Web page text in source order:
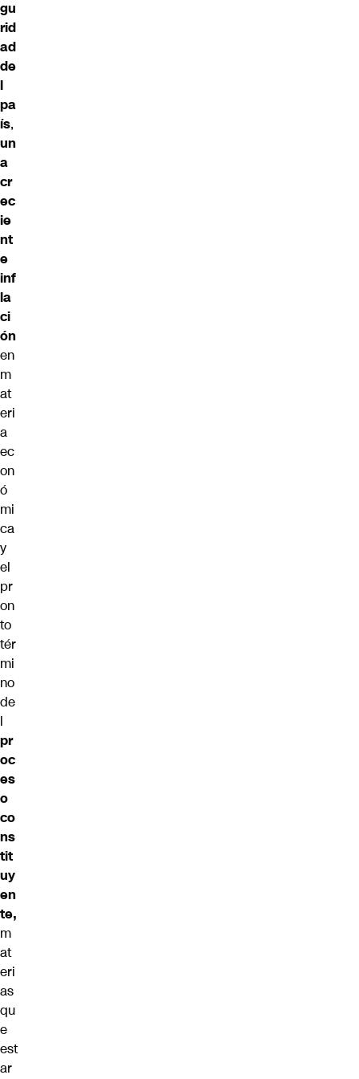
gu
rid
ad
de
l
pa
ís,
un
a
cr
ec
ie
nt
e
inf
la
ci
ón
en
m
at
eri
a
ec
on
ó
mi
ca
y
el
pr
on
to
tér
mi
no
de
l
pr
oc
es
o
co
ns
tit
uy
en
te,
m
at
eri
as
qu
e
est
ar